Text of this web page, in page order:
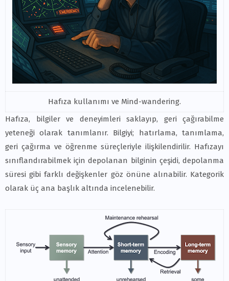
Hafıza kullanımı ve Mind-wandering.
Hafıza, bilgiler ve deneyimleri saklayıp, geri çağırabilme
yeteneği olarak tanımlanır. Bilgiyi; hatırlama, tanımlama,
geri çağırma ve öğrenme süreçleriyle ilişkilendirilir. Hafızayı
sınıflandırabilmek için depolanan bilginin çeşidi, depolanma
süresi gibi farklı değişkenler göz önüne alınabilir. Kategorik
olarak üç ana başlık altında incelenebilir.